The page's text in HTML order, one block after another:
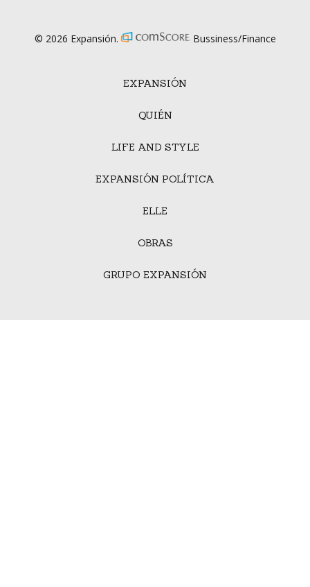
EXPANSIÓN
QUIÉN
LIFE AND STYLE
EXPANSIÓN POLÍTICA
ELLE
OBRAS
GRUPO EXPANSIÓN
© 2026 Expansión. Bussiness/Finance